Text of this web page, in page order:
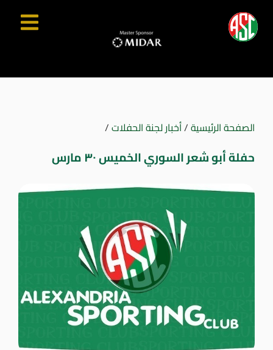
الصفحة الرئيسية/أخبار لجنة الحفلات/
حفلة أبو شعر السوري الخميس ٣٠ مارس